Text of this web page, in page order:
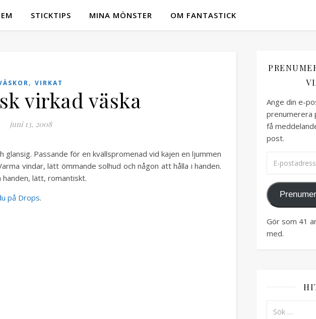
STICKTIPS MINA MÖNSTER OM FANTASTICK
, VIRKAT
virkad väska
juni 13, 2008
glansig. Passande för en kvällspromenad vid kajen en ljummen
vindar, lätt ömmande solhud och någon att hålla i handen.
handen, lätt, romantiskt.
på Drops.
Ange din e-
prenumerera
få
post.
Gör som 41
med.